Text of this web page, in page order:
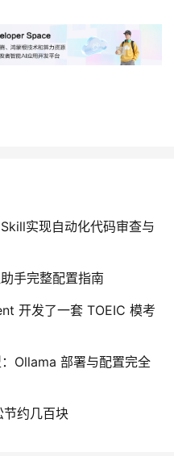
实现自动化代码审查与
手完整配置指南
开发了一套 TOEIC 模考
Ollama 部署与配置完全
约几百块